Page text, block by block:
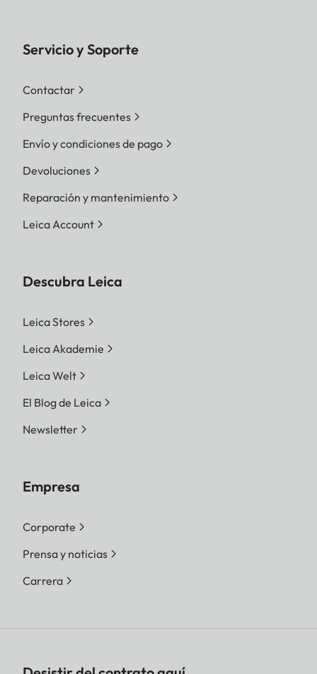
Servicio y Soporte
Contactar
Preguntas frecuentes
Envío y condiciones de pago
Devoluciones
Reparación y mantenimiento
Leica Account
Descubra Leica
Leica Stores
Leica Akademie
Leica Welt
El Blog de Leica
Newsletter
Empresa
Corporate
Prensa y noticias
Carrera